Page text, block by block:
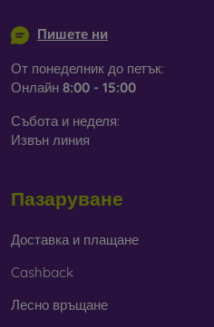
Пишете ни
От понеделник до петък:
Онлайн 8:00 - 15:00
Събота и неделя:
Извън линия
Пазаруване
Доставка и плащане
Cashback
Лесно връщане